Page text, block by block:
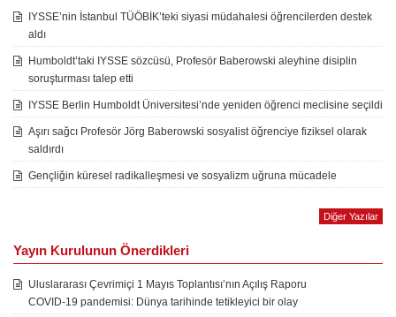
IYSSE’nin İstanbul TÜÖBİK’teki siyasi müdahalesi öğrencilerden destek
aldı
Humboldt’taki IYSSE sözcüsü, Profesör Baberowski aleyhine disiplin
soruşturması talep etti
IYSSE Berlin Humboldt Üniversitesi’nde yeniden öğrenci meclisine seçildi
Aşırı sağcı Profesör Jörg Baberowski sosyalist öğrenciye fiziksel olarak
saldırdı
Gençliğin küresel radikalleşmesi ve sosyalizm uğruna mücadele
Diğer Yazılar
Yayın Kurulunun Önerdikleri
Uluslararası Çevrimiçi 1 Mayıs Toplantısı’nın Açılış Raporu
COVID-19 pandemisi: Dünya tarihinde tetikleyici bir olay